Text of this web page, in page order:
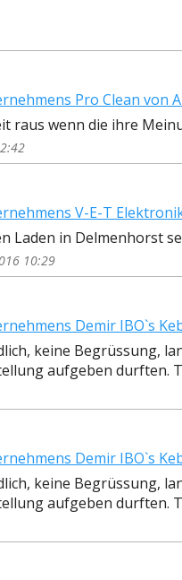
Pro Clean von
raus wenn die ihre
V-E-T
Laden in Delmenhorst
10:29
Demir IBO`s
keine Begrüssung,
aufgeben durften.
Demir IBO`s
keine Begrüssung,
aufgeben durften.